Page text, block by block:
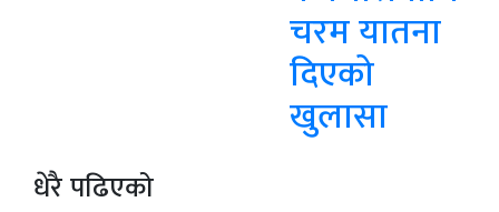
चरम यातना
दिएको
खुलासा
धेरै पढिएको